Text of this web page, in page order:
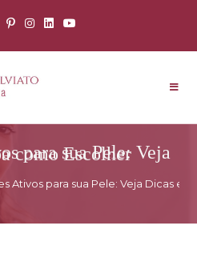
Veja Dicas e Saiba como Escolher
Ativos para sua Pele: Veja Dicas e